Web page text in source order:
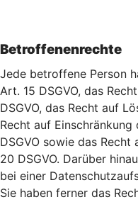
Betroffenenrechte
Jede betroffene Person
Art. 15 DSGVO, das
DSGVO, das Recht auf
Recht auf
DSGVO sowie das
20 DSGVO. Darüber
bei einer
Sie haben ferner das